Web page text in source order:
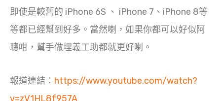
即使是較舊的 iPhone 6S 、 iPhone 7、iPhone 8等
等都已經幫到好多。當然喇，如果你都可以好似阿
聰咁，幫手做埋義工助都就更好喇。
報道連結： https://www.youtube.com/watch?
v=zV1HL8f957A